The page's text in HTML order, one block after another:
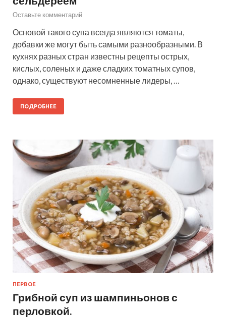
Оставьте комментарий
Основой такого супа всегда являются томаты,
добавки же могут быть самыми разнообразными. В
кухнях разных стран известны рецепты острых,
кислых, соленых и даже сладких томатных супов,
однако, существуют несомненные лидеры, …
ПОДРОБНЕЕ
ПЕРВОЕ
Грибной суп из шампиньонов с
перловкой.